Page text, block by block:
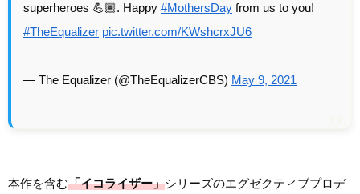
superheroes 💪🏾. Happy #MothersDay from us to you!
#TheEqualizer pic.twitter.com/KWshcrxJU6
— The Equalizer (@TheEqualizerCBS) May 9, 2021
本作を含む「イコライザー」シリーズのエグゼクティブプロデ